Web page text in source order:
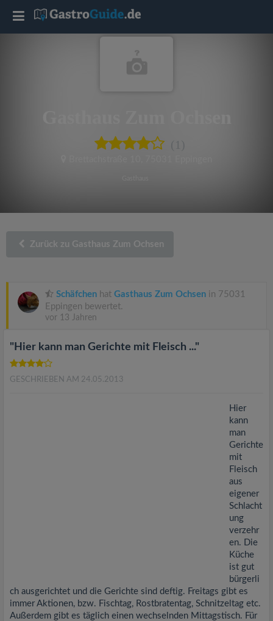
(1)
Zurück zu Gasthaus Zum Ochsen
Schäfchen hat Gasthaus Zum Ochsen in 75031
Eppingen bewertet.
vor 13 Jahren
"Hier kann man Gerichte mit Fleisch ..."
GESCHRIEBEN AM 24.05.2013
Hier
kann
man
Gerichte
mit
Fleisch
aus
eigener
Schlacht
ung
verzehr
en. Die
Küche
ist gut
bürgerli
ch ausgerichtet und die Gerichte sind deftig. Freitags gibt es
immer Aktionen, bzw. Fischtag, Rostbratentag, Schnitzeltag etc.
Außerdem gibt es täglich einen wechselnden Mittagstisch. Für
T
i